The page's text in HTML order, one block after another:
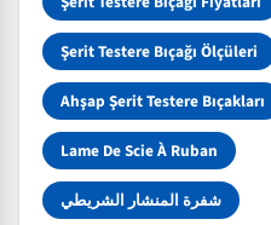
Şerit Testere Bıçağı Ölçüleri
Ahşap Şerit Testere Bıçakları
Lame De Scie À Ruban
شفرة المنشار الشريطي